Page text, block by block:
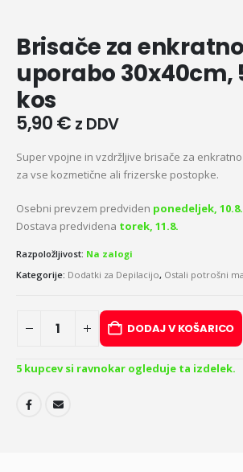
Brisače za enkratno
uporabo 30x40cm,
kos
5,90€ z DDV
Super vpojne in vzdržljive brisače za
za vse kozmetične ali frizerske postopke.
Osebni prevzem predviden ponedeljek, 10.8.
Dostava predvidena torek, 11.8.
Razpoložljivost: Na zalogi
Kategorije: Dodatki za Depilacijo, Ostali potrošni
DODAJ V KOŠARICO
5 kupcev si ravnokar ogleduje ta izdelek.